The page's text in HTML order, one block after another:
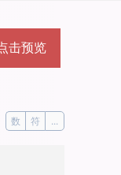
击预览
数 符 ...